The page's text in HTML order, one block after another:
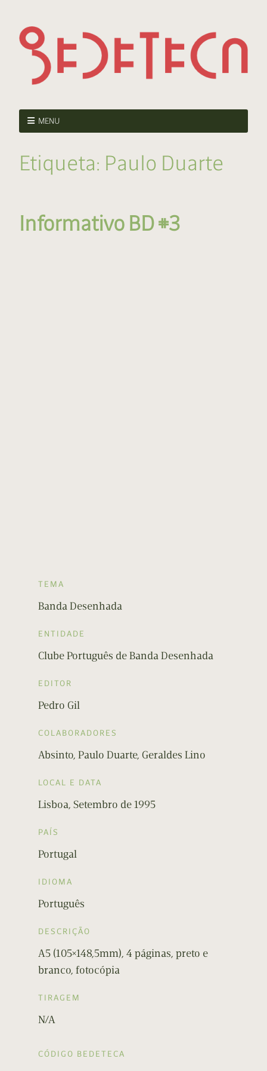
MENU
Etiqueta: Paulo Duarte
Informativo BD #3
TEMA
Banda Desenhada
ENTIDADE
Clube Português de Banda Desenhada
EDITOR
Pedro Gil
COLABORADORES
Absinto, Paulo Duarte, Geraldes Lino
LOCAL E DATA
Lisboa, Setembro de 1995
PAÍS
Portugal
IDIOMA
Português
DESCRIÇÃO
A5 (105×148,5mm), 4 páginas, preto e
branco, fotocópia
TIRAGEM
N/A
CÓDIGO BEDETECA